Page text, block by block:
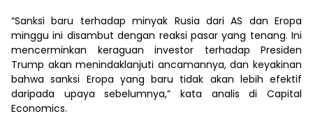
“Sanksi baru terhadap minyak Rusia dari AS dan Eropa
minggu ini disambut dengan reaksi pasar yang tenang. Ini
mencerminkan keraguan investor terhadap Presiden
Trump akan menindaklanjuti ancamannya, dan keyakinan
bahwa sanksi Eropa yang baru tidak akan lebih efektif
daripada upaya sebelumnya,” kata analis di Capital
Economics.